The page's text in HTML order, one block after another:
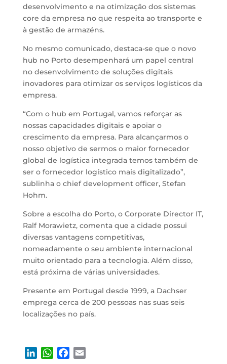
desenvolvimento e na otimização dos sistemas
core da empresa no que respeita ao transporte e
à gestão de armazéns.
No mesmo comunicado, destaca-se que o novo
hub no Porto desempenhará um papel central
no desenvolvimento de soluções digitais
inovadores para otimizar os serviços logísticos da
empresa.
“Com o hub em Portugal, vamos reforçar as
nossas capacidades digitais e apoiar o
crescimento da empresa. Para alcançarmos o
nosso objetivo de sermos o maior fornecedor
global de logística integrada temos também de
ser o fornecedor logístico mais digitalizado”,
sublinha o chief development officer, Stefan
Hohm.
Sobre a escolha do Porto, o Corporate Director IT,
Ralf Morawietz, comenta que a cidade possui
diversas vantagens competitivas,
nomeadamente o seu ambiente internacional
muito orientado para a tecnologia. Além disso,
está próxima de várias universidades.
Presente em Portugal desde 1999, a Dachser
emprega cerca de 200 pessoas nas suas seis
localizações no país.
W